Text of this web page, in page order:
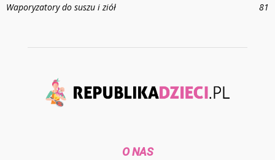
Waporyzatory do suszu i ziół
81
O NAS